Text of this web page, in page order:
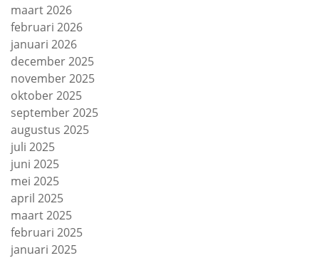
maart 2026
februari 2026
januari 2026
december 2025
november 2025
oktober 2025
september 2025
augustus 2025
juli 2025
juni 2025
mei 2025
april 2025
maart 2025
februari 2025
januari 2025